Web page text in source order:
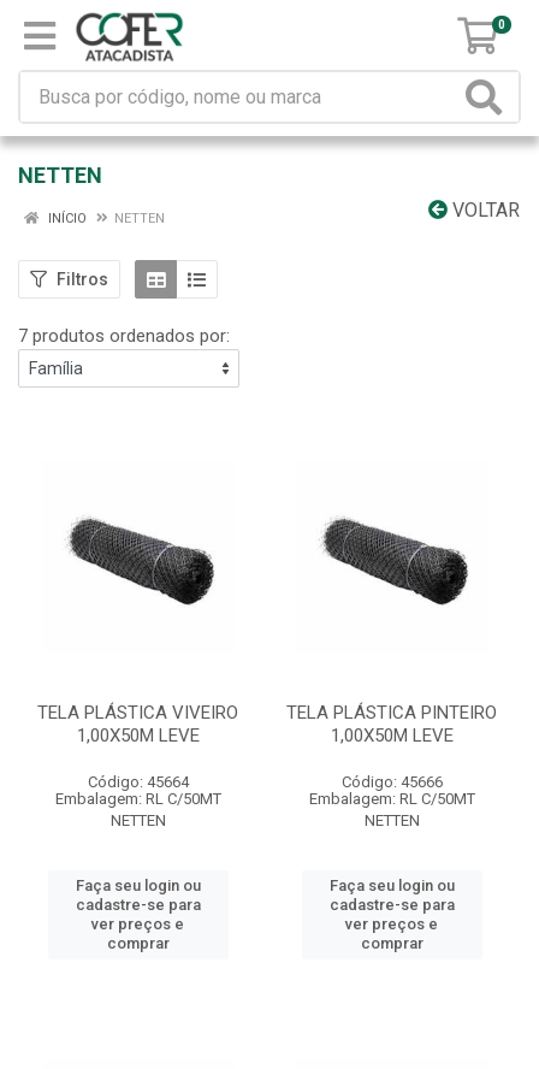
0
NETTEN
VOLTAR
INÍCIO NETTEN
Filtros
7 produtos ordenados por:
TELA PLÁSTICA VIVEIRO
1,00X50M LEVE
Código: 45664
Embalagem: RL C/50MT
NETTEN
Faça seu login ou
cadastre-se para
ver preços e
comprar
TELA PLÁSTICA PINTEIRO
1,00X50M LEVE
Código: 45666
Embalagem: RL C/50MT
NETTEN
Faça seu login ou
cadastre-se para
ver preços e
comprar